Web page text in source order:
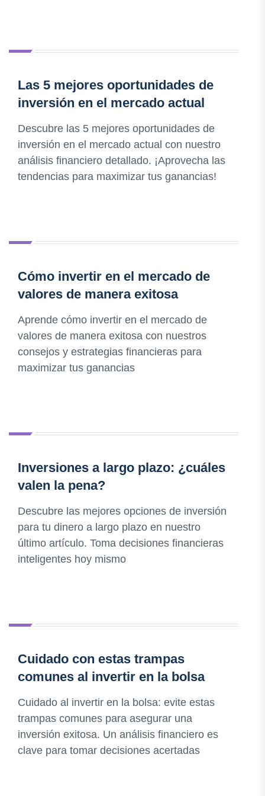
Las 5 mejores oportunidades de
inversión en el mercado actual
Descubre las 5 mejores oportunidades de
inversión en el mercado actual con nuestro
análisis financiero detallado. ¡Aprovecha las
tendencias para maximizar tus ganancias!
Cómo invertir en el mercado de
valores de manera exitosa
Aprende cómo invertir en el mercado de
valores de manera exitosa con nuestros
consejos y estrategias financieras para
maximizar tus ganancias
Inversiones a largo plazo: ¿cuáles
valen la pena?
Descubre las mejores opciones de inversión
para tu dinero a largo plazo en nuestro
último artículo. Toma decisiones financieras
inteligentes hoy mismo
Cuidado con estas trampas
comunes al invertir en la bolsa
Cuidado al invertir en la bolsa: evite estas
trampas comunes para asegurar una
inversión exitosa. Un análisis financiero es
clave para tomar decisiones acertadas